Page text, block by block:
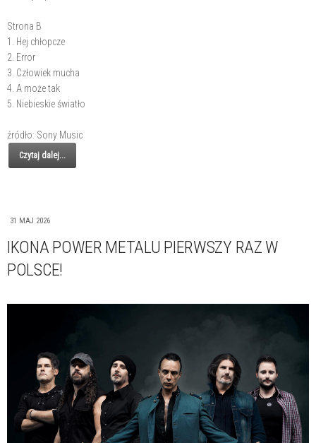
Strona B
1. Hej chłopcze
2. Error
3. Człowiek mucha
4. A może tak
5. Niebieskie światło
źródło: Sony Music
Czytaj dalej...
31 MAJ 2026
IKONA POWER METALU PIERWSZY RAZ W
POLSCE!